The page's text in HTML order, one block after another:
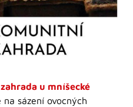
u mníšecké
na sázení ovocných